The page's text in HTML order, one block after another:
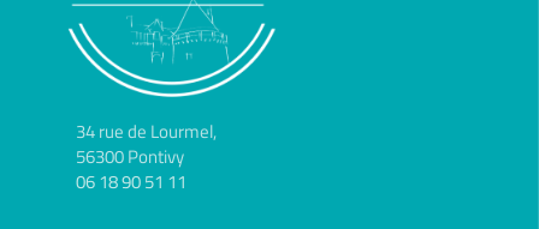
34 rue de Lourmel,
56300 Pontivy
06 18 90 51 11